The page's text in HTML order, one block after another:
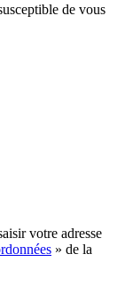
de vous
votre adresse
» de la